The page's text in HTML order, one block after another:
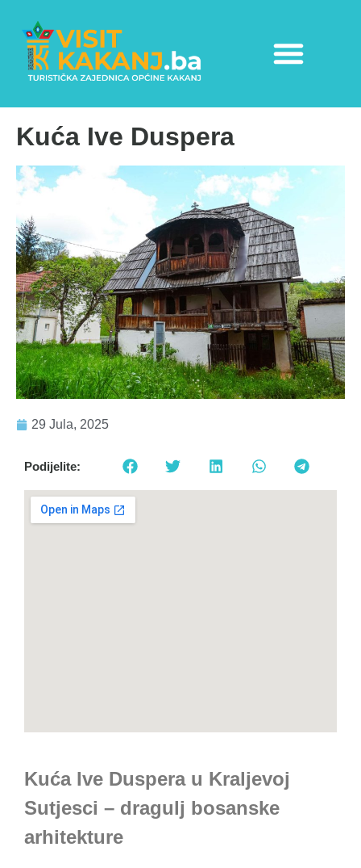
Kuća Ive Duspera
29 Jula, 2025
Podijelite:
Kuća Ive Duspera u Kraljevoj
Sutjesci – dragulj bosanske
arhitekture